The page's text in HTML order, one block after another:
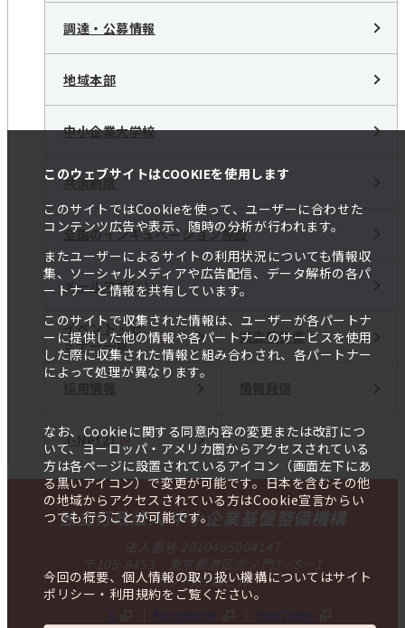
このウェブサイトはCOOKIEを使用します
このサイトではCookieを使って、ユーザーに合わせた
コンテンツ広告や表示、随時の分析が行われます。
またユーザーによるサイトの利用状況についても情報収
集、ソーシャルメディアや広告配信、データ解析の各パ
ートナーと情報を共有しています。
このサイトで収集された情報は、ユーザーが各パートナ
ーに提供した他の情報や各パートナーのサービスを使用
した際に収集された情報と組み合わされ、各パートナー
によって処理が異なります。
なお、Cookieに関する同意内容の変更または改訂につ
いて、ヨーロッパ・アメリカ圏からアクセスされている
方は各ページに設置されているアイコン（画面左下にあ
る黒いアイコン）で変更が可能です。日本を含むその他
の地域からアクセスされている方はCookie宣言からい
つでも行うことが可能です。
今回の概要、個人情報の取り扱い機構についてはサイト
ポリシー・利用規約をご覧ください。
調達・公募情報
地域本部
中小企業大学校
共済制度
全国のインキュベーション施設
メールマガジン
イベント・セ
ミナー一覧
調査報告書
J-Net21
独立行政法人 中小企業基盤整備機構
法人番号 2010405004147
〒105-8453 東京都港区虎ノ門3－5－1
虎ノ門37森ビル
X
Facebook YouTube